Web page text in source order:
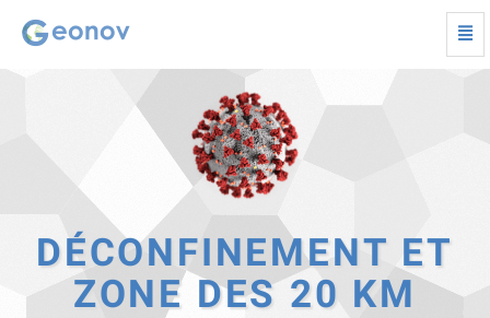
d'accueil
DÉCONFINEMENT ET
ZONE DES 20 KM